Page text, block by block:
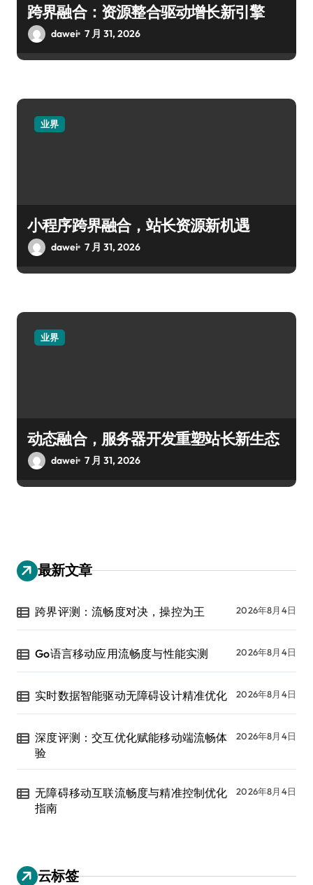
跨界融合：资源整合驱动增长新引擎
dawei 7 月 31, 2026
业界
小程序跨界融合，站长资源新机遇
dawei 7 月 31, 2026
业界
动态融合，服务器开发重塑站长新生态
dawei 7 月 31, 2026
最新文章
跨界评测：流畅度对决，操控为王 2026年8月4日
Go语言移动应用流畅度与性能实测 2026年8月4日
实时数据智能驱动无障碍设计精准优化 2026年8月4日
深度评测：交互优化赋能移动端流畅体
验
2026年8月4日
无障碍移动互联流畅度与精准控制优化
指南
2026年8月4日
云标签